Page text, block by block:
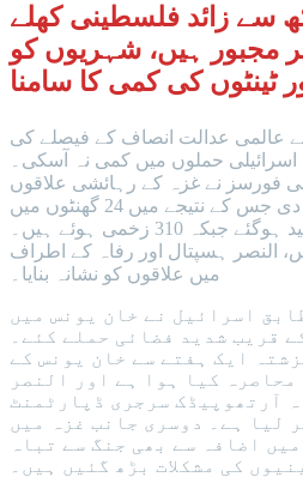
میں 13 لاکھ سے زائد فلسطینی کھلے
مجبور ہیں، شہریوں کو
ٹینٹوں کی کمی کا سامنا
نے عالمی عدالت انصاف کے فیصلے کی
اسرائیلی حملوں میں کمی نہ آسکی۔
فورسز نے غزہ کے رہائشی علاقوں
پر ایک بار پھر بمباری کر دی جس کے نتیجے میں 24 گھنٹوں میں
مزید 174 فلسطینی شہید ہوگئے جبکہ 310 زخمی ہوئے ہیں۔
النصر ہسپتال اور رفاہ کے اطراف
میں علاقوں کو نشانہ بنایا۔
اسرائیل نے خان یونس میں
قریب شدید فضائی حملے کئے۔
ایک ہفتے سے خان یونس کے
محاصرہ کیا ہوا ہے اور النصر
آرتھوپیڈک سرجری ڈپارٹمنٹ
لیا ہے۔ دوسری جانب غزہ میں
اضافہ سے بھی جنگ سے تباہ
کی مشکلات بڑھ گئیں ہیں۔